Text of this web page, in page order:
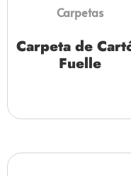
Carpetas
Carpeta de
Fuelle